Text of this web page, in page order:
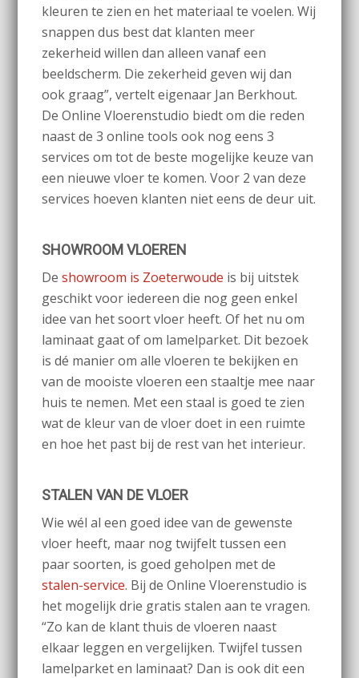
kleuren te zien en het materiaal te voelen. Wij
snappen dus best dat klanten meer
zekerheid willen dan alleen vanaf een
beeldscherm. Die zekerheid geven wij dan
ook graag”, vertelt eigenaar Jan Berkhout.
De Online Vloerenstudio biedt om die reden
naast de 3 online tools ook nog eens 3
services om tot de beste mogelijke keuze van
een nieuwe vloer te komen. Voor 2 van deze
services hoeven klanten niet eens de deur uit.
SHOWROOM VLOEREN
Deshowroom is Zoeterwoude is bij uitstek
geschikt voor iedereen die nog geen enkel
idee van het soort vloer heeft. Of het nu om
laminaat gaat of om lamelparket. Dit bezoek
is dé manier om alle vloeren te bekijken en
van de mooiste vloeren een staaltje mee naar
huis te nemen. Met een staal is goed te zien
wat de kleur van de vloer doet in een ruimte
en hoe het past bij de rest van het interieur.
STALEN VAN DE VLOER
Wie wél al een goed idee van de gewenste
vloer heeft, maar nog twijfelt tussen een
paar soorten, is goed geholpen met de
stalen-service. Bij de Online Vloerenstudio is
het mogelijk drie gratis stalen aan te vragen.
“Zo kan de klant thuis de vloeren naast
elkaar leggen en vergelijken. Twijfel tussen
lamelparket en laminaat? Dan is ook dit een